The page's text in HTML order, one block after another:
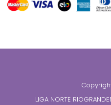
LIGA NORTE